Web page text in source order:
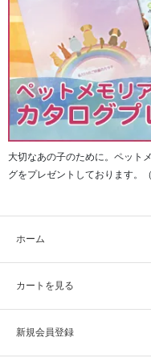
大切なあの子のために。ペット
グをプレゼントしております。
ホーム
カートを見る
新規会員登録